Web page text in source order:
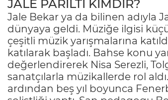
JALE PARILTI KİMDİR?
Jale Bekar ya da bilinen adıyla
dünyaya geldi. Müziğe ilgisi
çeşitli müzik yarışmalarına
katılarak başladı. Bahse konu
değerlendirerek Nisa Serezli,
sanatçılarla müzikallerde rol
ardından beş yıl boyunca